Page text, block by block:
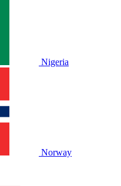
Nigeria
Norway